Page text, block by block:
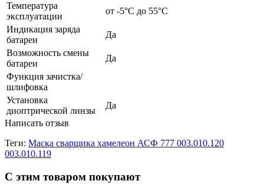
Температура
эксплуатации
от -5°С до 55°С
Индикация заряда
батареи
Да
Возможность смены
батареи
Да
Функция зачистка/
шлифовка
Установка
диоптрической линзы
Да
Написать отзыв
Теги: Маска сварщика хамелеон АСФ 777 003.010.120
003.010.119
С этим товаром покупают